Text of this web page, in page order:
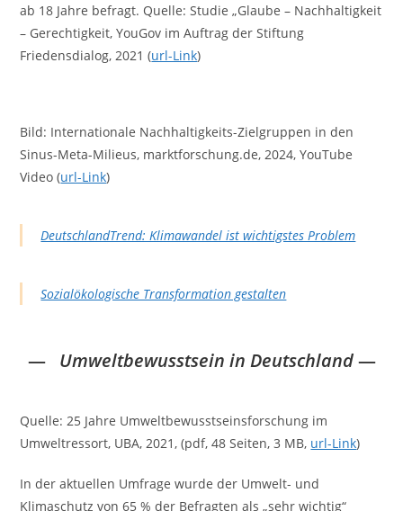
ab 18 Jahre befragt. Quelle: Studie „Glaube – Nachhaltigkeit
– Gerechtigkeit, YouGov im Auftrag der Stiftung
Friedensdialog, 2021 (url-Link)
Bild: Internationale Nachhaltigkeits-Zielgruppen in den
Sinus-Meta-Milieus, marktforschung.de, 2024, YouTube
Video (url-Link)
DeutschlandTrend: Klimawandel ist wichtigstes Problem
Sozialökologische Transformation gestalten
— Umweltbewusstsein in Deutschland—
Quelle: 25 Jahre Umweltbewusstseinsforschung im
Umweltressort, UBA, 2021, (pdf, 48 Seiten, 3 MB, url-Link)
In der aktuellen Umfrage wurde der Umwelt- und
Klimaschutz von 65 % der Befragten als „sehr wichtig“